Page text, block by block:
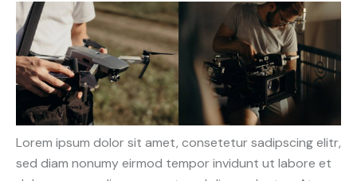
Lorem ipsum dolor sit amet, consetetur sadipscing elitr,
sed diam nonumy eirmod tempor invidunt ut labore et